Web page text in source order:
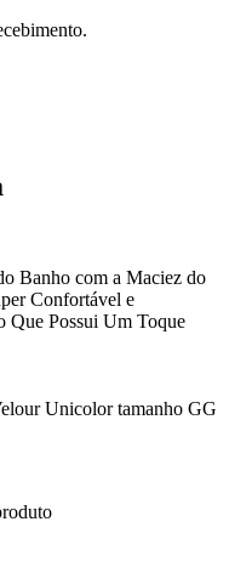
Banho com a Maciez do
Confortável e
Que Possui Um Toque
Unicolor tamanho GG